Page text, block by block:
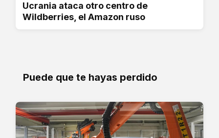
Ucrania ataca otro centro de
Wildberries, el Amazon ruso
Puede que te hayas perdido